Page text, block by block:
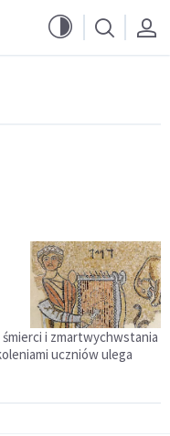
i zmartwychwstania
uczniów ulega